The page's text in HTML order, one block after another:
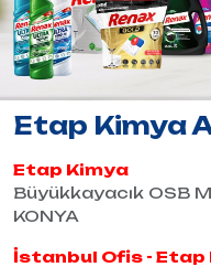
Etap Kimya
Etap Kimya
Büyükkayacık OSB
KONYA
İstanbul Ofis - Etap